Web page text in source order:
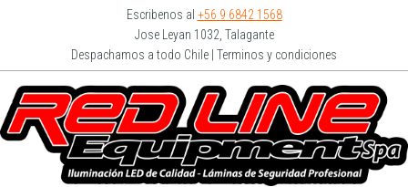
Escribenos al +56 9 6842 1568
Jose Leyan 1032, Talagante
Despachamos a todo Chile | Terminos y condiciones